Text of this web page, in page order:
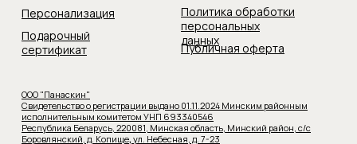
Политика обработки
персональных
данных
Публичная оферта
Подарочный
сертификат
Персонализация
ООО "Панаскин"
Свидетельство о регистрации выдано 01.11.2024 Минским районным
исполнительным комитетом УНП 693340546
Республика Беларусь, 220081, Минская область, Минский район, с/с
Боровлянский, д. Копище,ул. Небесная, д. 7-23